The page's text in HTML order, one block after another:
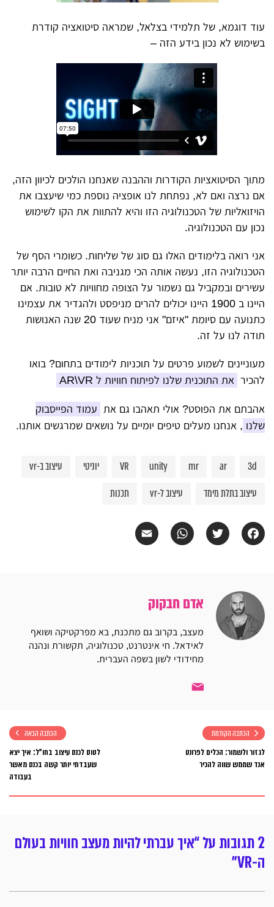
עוד דוגמא, של תלמידי בצלאל, שמראה סיטואציה קודרת
בשימוש לא נכון בידע הזה –
מתוך הסיטואציות הקודרות וההבנה שאנחנו הולכים לכיוון הזה,
אם נרצה ואם לא, נפתחת לנו אופציה נוספת כמי שיעצבו את
הויזואליות של הטכנולוגיה הזו והיא להתוות את הקו לשימוש
נכון עם הטכנולוגיה.
אני רואה בלימודים האלו גם סוג של שליחות. כשומרי הסף של
הטכנולוגיה הזו, נעשה אותה הכי מגניבה ואת החיים הרבה יותר
עשירים ובמקביל גם נשמור על הצופה מחוויות לא טובות. אם
היינו ב 1900 היינו יכולים להרים מניפסט ולהגדיר את עצמינו
כתנועה עם סיומת "איזם" אני מניח שעוד 20 שנה האנושות
תודה לנו על זה.
מעוניינים לשמוע פרטים על תוכניות לימודים בתחום? בואו
להכיר את התוכנית שלנו לפיתוח חוויות ל AR\VR
אהבתם את הפוסט? אולי תאהבו גם את עמוד הפייסבוק
שלנו , אנחנו מעלים טיפים יומיים על נושאים שמרגשים אותנו.
3d
ar
mr
unity
VR יוניטי
עיצוב ב-vr
עיצוב בתלת מימד
עיצוב ל-vr תכנות
אדם חבקוק
מעצב, בקרוב גם מתכנת, בא מפרקטיקה ושואף
לאידאל. חי אינטרנט, טכנולוגיה, תקשורת ונהנה
מחידודי לשון בשפה העברית.
הכתבה הקודמת
לגזור ולשמור: הכלים לפרונט
אנד שממש שווה להכיר
הכתבה הבאה
לטוס לכנס עיצוב בחו״ל: איך יצא
שעבדתי יותר קשה בכנס מאשר
בעבודה
2 תגובות על “איך עברתי להיות מעצב חוויות בעולם
ה-VR”